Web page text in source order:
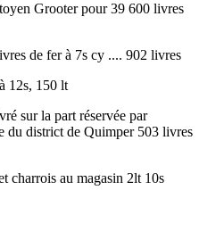
Grooter pour 39 600 livres
de fer à 7s cy .... 902 livres
12s, 150 lt
sur la part réservée par
du district de Quimper 503 livres
charrois au magasin 2lt 10s